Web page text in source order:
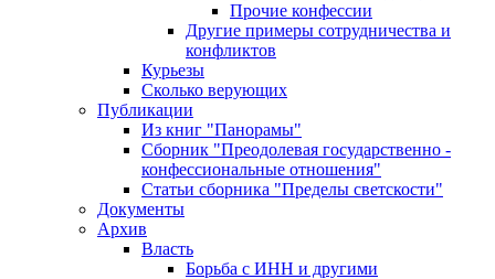
Прочие конфессии
Другие примеры сотрудничества и
конфликтов
Курьезы
Сколько верующих
Публикации
Из книг "Панорамы"
Сборник "Преодолевая государственно -
конфессиональные отношения"
Статьи сборника "Пределы светскости"
Документы
Архив
Власть
Борьба с ИНН и другими